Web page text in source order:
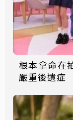
根本拿命在
嚴重後遺症